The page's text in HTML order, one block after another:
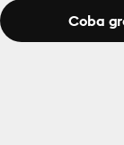
Coba